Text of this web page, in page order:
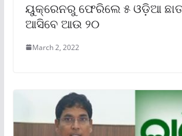
ୟୁକ୍ରେନରୁ ଫେରିଲେ ୫ ଓଡ଼ିଆ
ଆସିବେ ଆଉ ୨୦
March 2, 2022